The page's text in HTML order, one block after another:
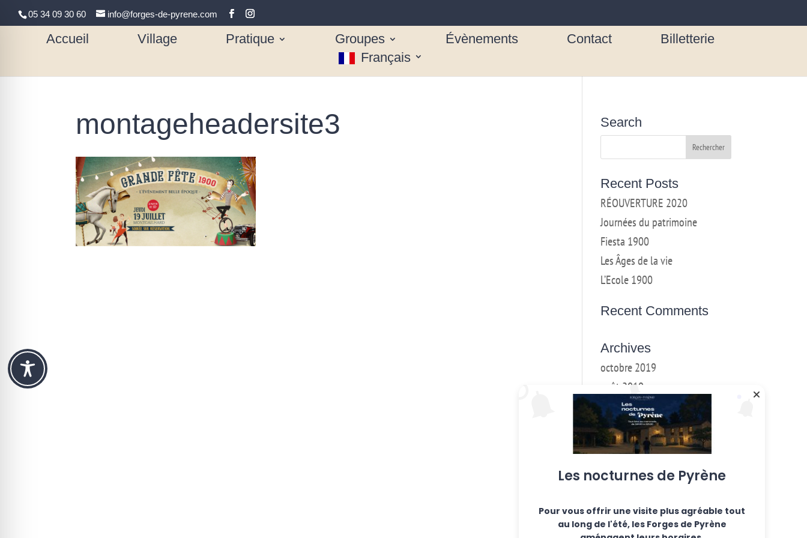
05 34 09 30 60 info@forges-de-pyrene.com
Accueil Village Pratique Groupes Évènements Contact
Billetterie
Français
montageheadersite3 Search
Recent Posts
RÉOUVERTURE 2020
Journées du patrimoine
Fiesta 1900
Les Âges de la vie
L’Ecole 1900
Recent Comments
Archives
octobre 2019
août 2019
mai 2019
mars 2018
février 2018
décembre 2016
Categories
Ateliers hebdo
Les nocturnes de Pyrène
Pour vous offrir une visite plus agréable tout
au long de l'été, les Forges de Pyrène